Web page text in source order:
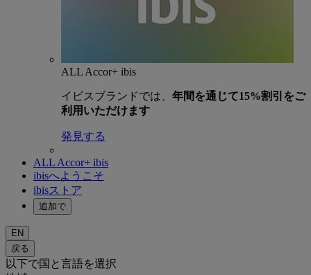
ALL Accor+ ibis
イビスブランドでは、 年間を通じて15%割引をご
利用いただけます
発見する
ALL Accor+ ibis
ibisへようこそ
ibisストア
追加で
EN
戻る
以下で国と言語を選択